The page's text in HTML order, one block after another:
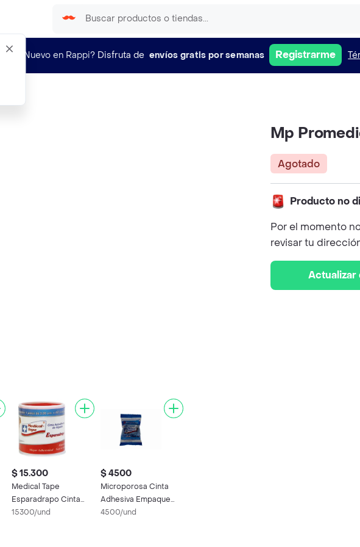
¿Nuevo en Rappi? Disfruta de envíos gratis por semanas Registrarme
Mp
Agotado
Producto no
Por el momento
revisar tu
Actualizar
$ 15.300
Medical Tape
Esparadrapo Cinta
Adhesiva de Algodón
15300/und
$ 4500
Microporosa Cinta
Adhesiva Empaque
Con 1 Rollo
4500/und